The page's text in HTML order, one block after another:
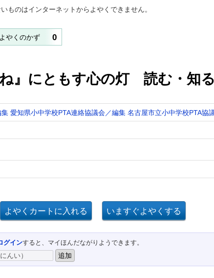
ものはインターネットからよやくできません。
よやくのかず 0
ね』にともす心の灯 読む・知
集 愛知県小中学校PTA連絡協議会／編集 名古屋市立小中学校PTA協
グインすると、マイほんだながりようできます。